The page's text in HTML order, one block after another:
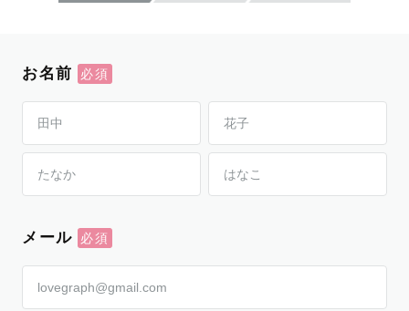
お名前
メール